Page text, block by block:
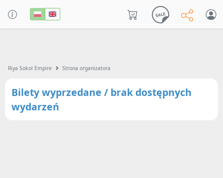
Riya Sokol Empire Strona organizatora
Bilety wyprzedane / brak dostępnych
wydarzeń